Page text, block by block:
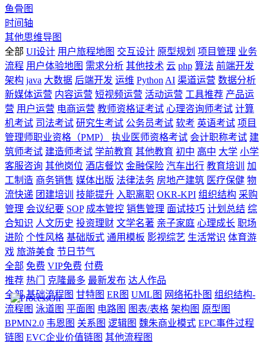
鱼骨图
时间轴
其他思维导图
全部 UI设计 用户旅程地图 交互设计 原型规划 项目管理 业务
流程 用户体验地图 需求分析 其他技术 云 php 算法 前端开发
架构 java 大数据 后端开发 运维 Python AI 渠道运营 数据分析
新媒体运营 内容运营 短视频运营 活动运营 工具推荐 产品运
营 用户运营 电商运营 教师资格证考试 心理咨询师考试 计算
机考试 司法考试 研究生考试 公务员考试 软考 英语考试 项目
管理师职业资格（PMP）
执业医师资格考试 会计职称考试 建
筑师考试 建造师考试 学前教育 其他教育 初中 高中 大学 小学
客服咨询 其他岗位 酒店餐饮 金融保险 汽车出行 教育培训
加
工制造 商务销售 媒体出版 法律法务 房地产建筑 医疗保健 物
流快递 团建培训 技能提升 入职离职 OKR-KPI 组织结构 采购
管理 会议纪要 SOP 成本管控 销售管理 面试技巧 计划总结 综
合知识 人文历史 投资理财 文学名著 亲子家庭 心理成长 职场
进阶 个性风格 基础版式 通用模板 影视综艺 生活常识 体育游
戏 旅游美食 节日节气
全部 免费 VIP免费 付费
推荐 热门 克隆最多 最新发布 达人作品
全部 基础流程图 甘特图 ER图 UML图 网络拓扑图 组织结构-
流程图 泳道图 平面图 电路图 图表/表格 架构图 原型图
BPMN2.0 韦恩图 关系图 逻辑图 魏朱商业模式 EPC事件过程
链图 EVC企业价值链图 其他流程图